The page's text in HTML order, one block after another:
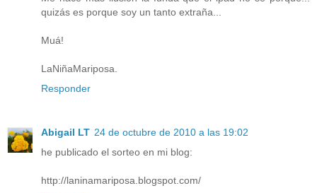
quizás es porque soy un tanto extraña...
Muá!
LaNiñaMariposa.
Responder
Abigail LT 24 de octubre de 2010 a las 19:02
he publicado el sorteo en mi blog:
http://laninamariposa.blogspot.com/